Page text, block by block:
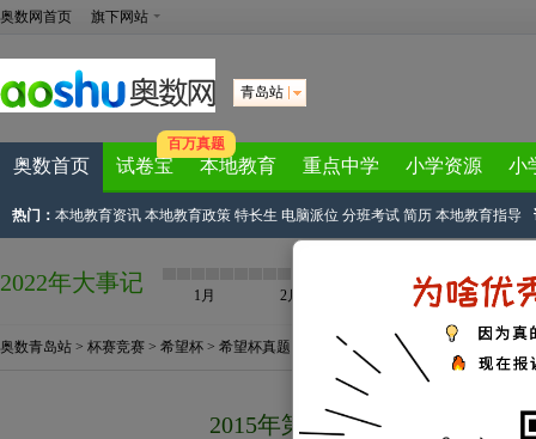
奥数网首页 旗下网站
青岛站
奥数首页 试卷宝
百万真题
本地教育 重点中学 小学资源 小
热门： 本地教育资讯 本地教育政策 特长生 电脑派位 分班考试 简历 本地教育指导
2022年大事记 1月 2月 4月
奥数青岛站 > 杯赛竞赛 > 希望杯 > 希望杯真题
2015年第十三届希望杯二试五